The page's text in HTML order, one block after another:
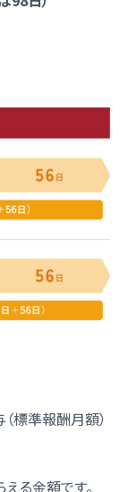
標準報酬月額）
る金額です。